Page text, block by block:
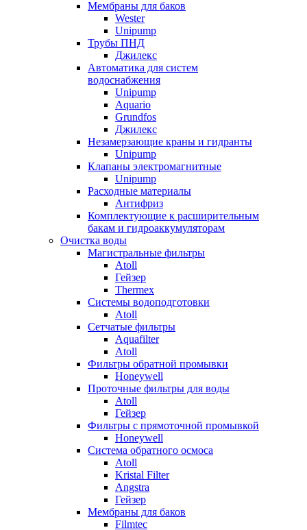
Мембраны для баков
Wester
Unipump
Трубы ПНД
Джилекс
Автоматика для систем
водоснабжения
Unipump
Aquario
Grundfos
Джилекс
Незамерзающие краны и гидранты
Unipump
Клапаны электромагнитные
Unipump
Расходные материалы
Антифриз
Комплектующие к расширительным
бакам и гидроаккумуляторам
Очистка воды
Магистральные фильтры
Atoll
Гейзер
Thermex
Системы водоподготовки
Atoll
Сетчатые фильтры
Aquafilter
Atoll
Фильтры обратной промывки
Honeywell
Проточные фильтры для воды
Atoll
Гейзер
Фильтры с прямоточной промывкой
Honeywell
Система обратного осмоса
Atoll
Kristal Filter
Angstra
Гейзер
Мембраны для баков
Filmtec